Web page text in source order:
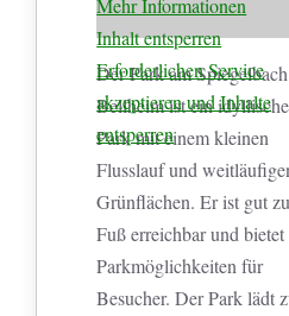
Mehr Informationen
Inhalt entsperren
Erforderlichen Service
akzeptieren und Inhalte
entsperren
Der Park am
Bellheim ist ein
Park mit einem kleinen
Flusslauf und
Grünflächen. Er ist gut zu
Fuß erreichbar und bietet
Parkmöglichkeiten für
Besucher. Der Park lädt